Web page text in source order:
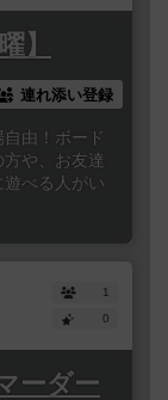
】
連れ添い登録
由！ボード
や、お友達
べる人がい
1
0
ーダー